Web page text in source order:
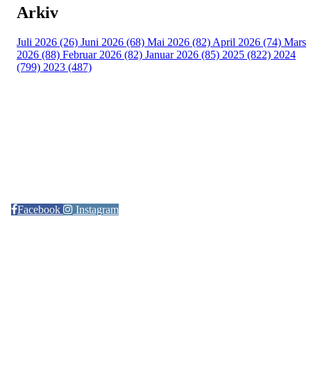
Arkiv
Juli 2026 (26) Juni 2026 (68) Mai 2026 (82) April 2026 (74) Mars
2026 (88) Februar 2026 (82) Januar 2026 (85) 2025 (822) 2024
(799) 2023 (487)
Facebook Instagram